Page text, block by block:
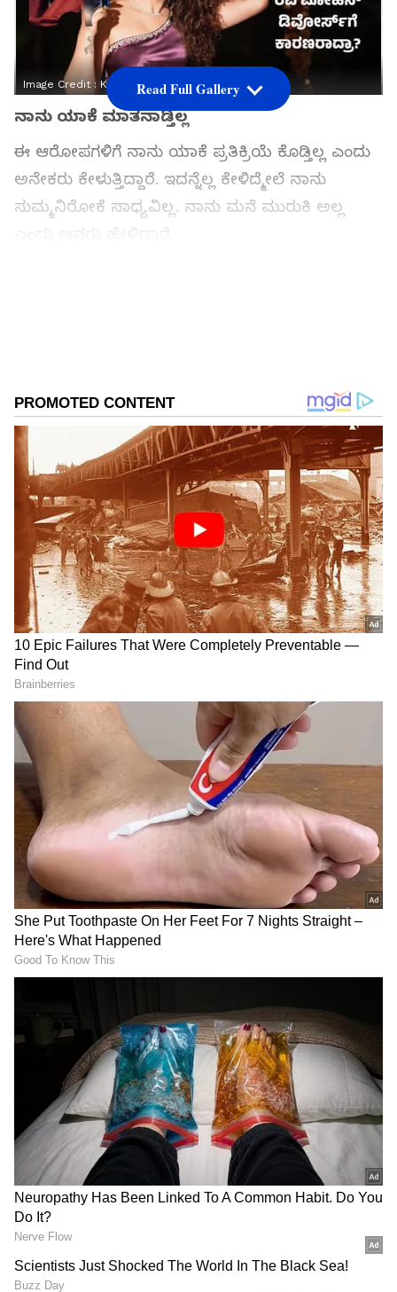
Image Credit : Kenishaa Instagram
ನಾನು ಯಾಕೆ ಮಾತನಾಡ್ತಿಲ್ಲ
ಈ ಆರೋಪಗಳಿಗೆ ನಾನು ಯಾಕೆ ಪ್ರತಿಕ್ರಿಯೆ ಕೊಡ್ತಿಲ್ಲ ಎಂದು
ಅನೇಕರು ಕೇಳುತ್ತಿದ್ದಾರೆ. ಇದನ್ನೆಲ್ಲ ಕೇಳಿದ್ಮೇಲೆ ನಾನು
ಸುಮ್ಮನಿರೋಕೆ ಸಾಧ್ಯವಿಲ್ಲ. ನಾನು ಮನೆ ಮುರುಕಿ ಅಲ್ಲ
Add Asianetnews Kannada as a Preferred
Source
2
4
Image Credit : Kenishaa Instagram
ಮದುವೆಯಾಗಿ ಮಗು ಹೋಯ್ತು
ಈಗ ನಾನು ಫೈನಲೀ ನನ್ನ ಬಗ್ಗೆ ಮಾತನಾಡುತ್ತಿದ್ದೇನೆ. ಇದು
ನನ್ನ ಕೊನೆಯ ಪ್ರತಿಕ್ರಿಯೆಯಾಗಿರಬಹುದು. ನಾನು ನನ್ನ
ತಂದೆ-ತಾಯಿಗೆ ಏಕೈಕ ಮಗಳು. ಅವರಿಬ್ಬರು ಈಗ ಈ
ಬದುಕಿಲ್ಲ. 4 ವರ್ಷ ವಯಸ್ಸಿನಲ್ಲಿದ್ದಾಗ ನನ್ನ ಸ್ವಂತ ಸಂಬಂಧಿ
ನನಗೆ ಲೈಂ*ಗಿಕ ದೌರ್ಜನ್ಯ ಮಾಡಿದನು. 18 ನೇ
ವಯಸ್ಸಿನಲ್ಲಿದ್ದಾಗ ನನ್ನ ಮದುವೆಯಾಯ್ತು, ಅವನು
ಹೊಡೆಯುತ್ತಿದ್ದನು. ಮದುವೆಯಾಗಿ ನಾಲ್ಕು ತಿಂಗಳಿಗೆ ದೂರ
ಆದೆವು. ಆಗ ಪ್ರಗ್ನೆಂಟ್‌ ಆಗಿದ್ದೆ. ಮಾನಸಿಕ ಒತ್ತಡದಿಂದ
ಮಗುವನ್ನು ಕಳೆದುಕೊಂಡೆ. ನನಗೆ 19 ರಿಂದ 20 ವರ್ಷ
ವಯಸ್ಸಿನವನಾಗಿದ್ದಾಗ ಇದೆಲ್ಲ ಆಯ್ತು" ಎಂದು ಹೇಳಿದ್ದಾರೆ.
Read Full Gallery